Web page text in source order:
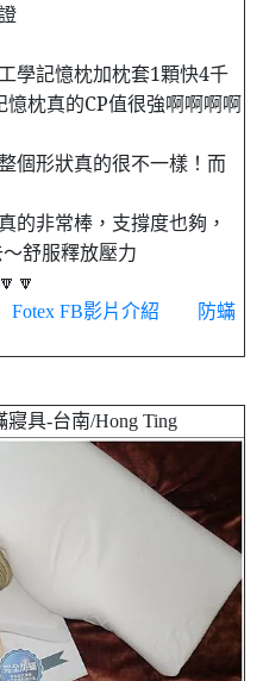
學記憶枕加枕套1顆快4千
枕真的CP值很強啊啊啊啊
個形狀真的很不一樣！而
的非常棒，支撐度也夠，
舒服釋放壓力
Fotex FB影片介紹
防蟎
具-台南/Hong Ting